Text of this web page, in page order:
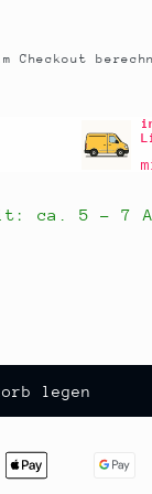
Checkout
ca. 5 - 7
legen